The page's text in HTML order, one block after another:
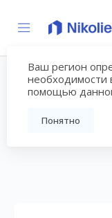
Ваш регион
необходимости
помощью
Понятно
по